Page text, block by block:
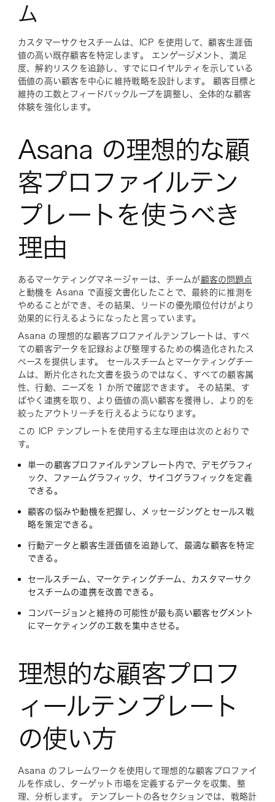
ム
カスタマーサクセスチームは、ICP を使用して、顧客生涯価
値の高い既存顧客を特定します。 エンゲージメント、満足
度、解約リスクを追跡し、すでにロイヤルティを示している
価値の高い顧客を中心に維持戦略を設計します。 顧客目標と
維持の工数とフィードバックループを調整し、全体的な顧客
体験を強化します。
Asana の理想的な顧
客プロファイルテン
プレートを使うべき
理由
あるマーケティングマネージャーは、チームが顧客の問題点
と動機を Asana で直接文書化したことで、最終的に推測を
やめることができ、その結果、リードの優先順位付けがより
効果的に行えるようになったと言っています。
Asana の理想的な顧客プロファイルテンプレートは、すべ
ての顧客データを記録および整理するための構造化されたス
ペースを提供します。 セールスチームとマーケティングチー
ムは、断片化された文書を扱うのではなく、すべての顧客属
性、行動、ニーズを 1 か所で確認できます。 その結果、す
ばやく連携を取り、より価値の高い顧客を獲得し、より的を
絞ったアウトリーチを行えるようになります。
この ICP テンプレートを使用する主な理由は次のとおりで
す。
単一の顧客プロファイルテンプレート内で、デモグラフィ
ック、ファームグラフィック、サイコグラフィックを定義
できる。
顧客の悩みや動機を把握し、メッセージングとセールス戦
略を策定できる。
行動データと顧客生涯価値を追跡して、最適な顧客を特定
できる。
セールスチーム、マーケティングチーム、カスタマーサク
セスチームの連携を改善できる。
コンバージョンと維持の可能性が最も高い顧客セグメント
にマーケティングの工数を集中させる。
理想的な顧客プロフ
ィールテンプレート
の使い方
Asana のフレームワークを使用して理想的な顧客プロファイ
ルを作成し、ターゲット市場を定義するデータを収集、整
理、分析します。 テンプレートの各セクションでは、戦略計